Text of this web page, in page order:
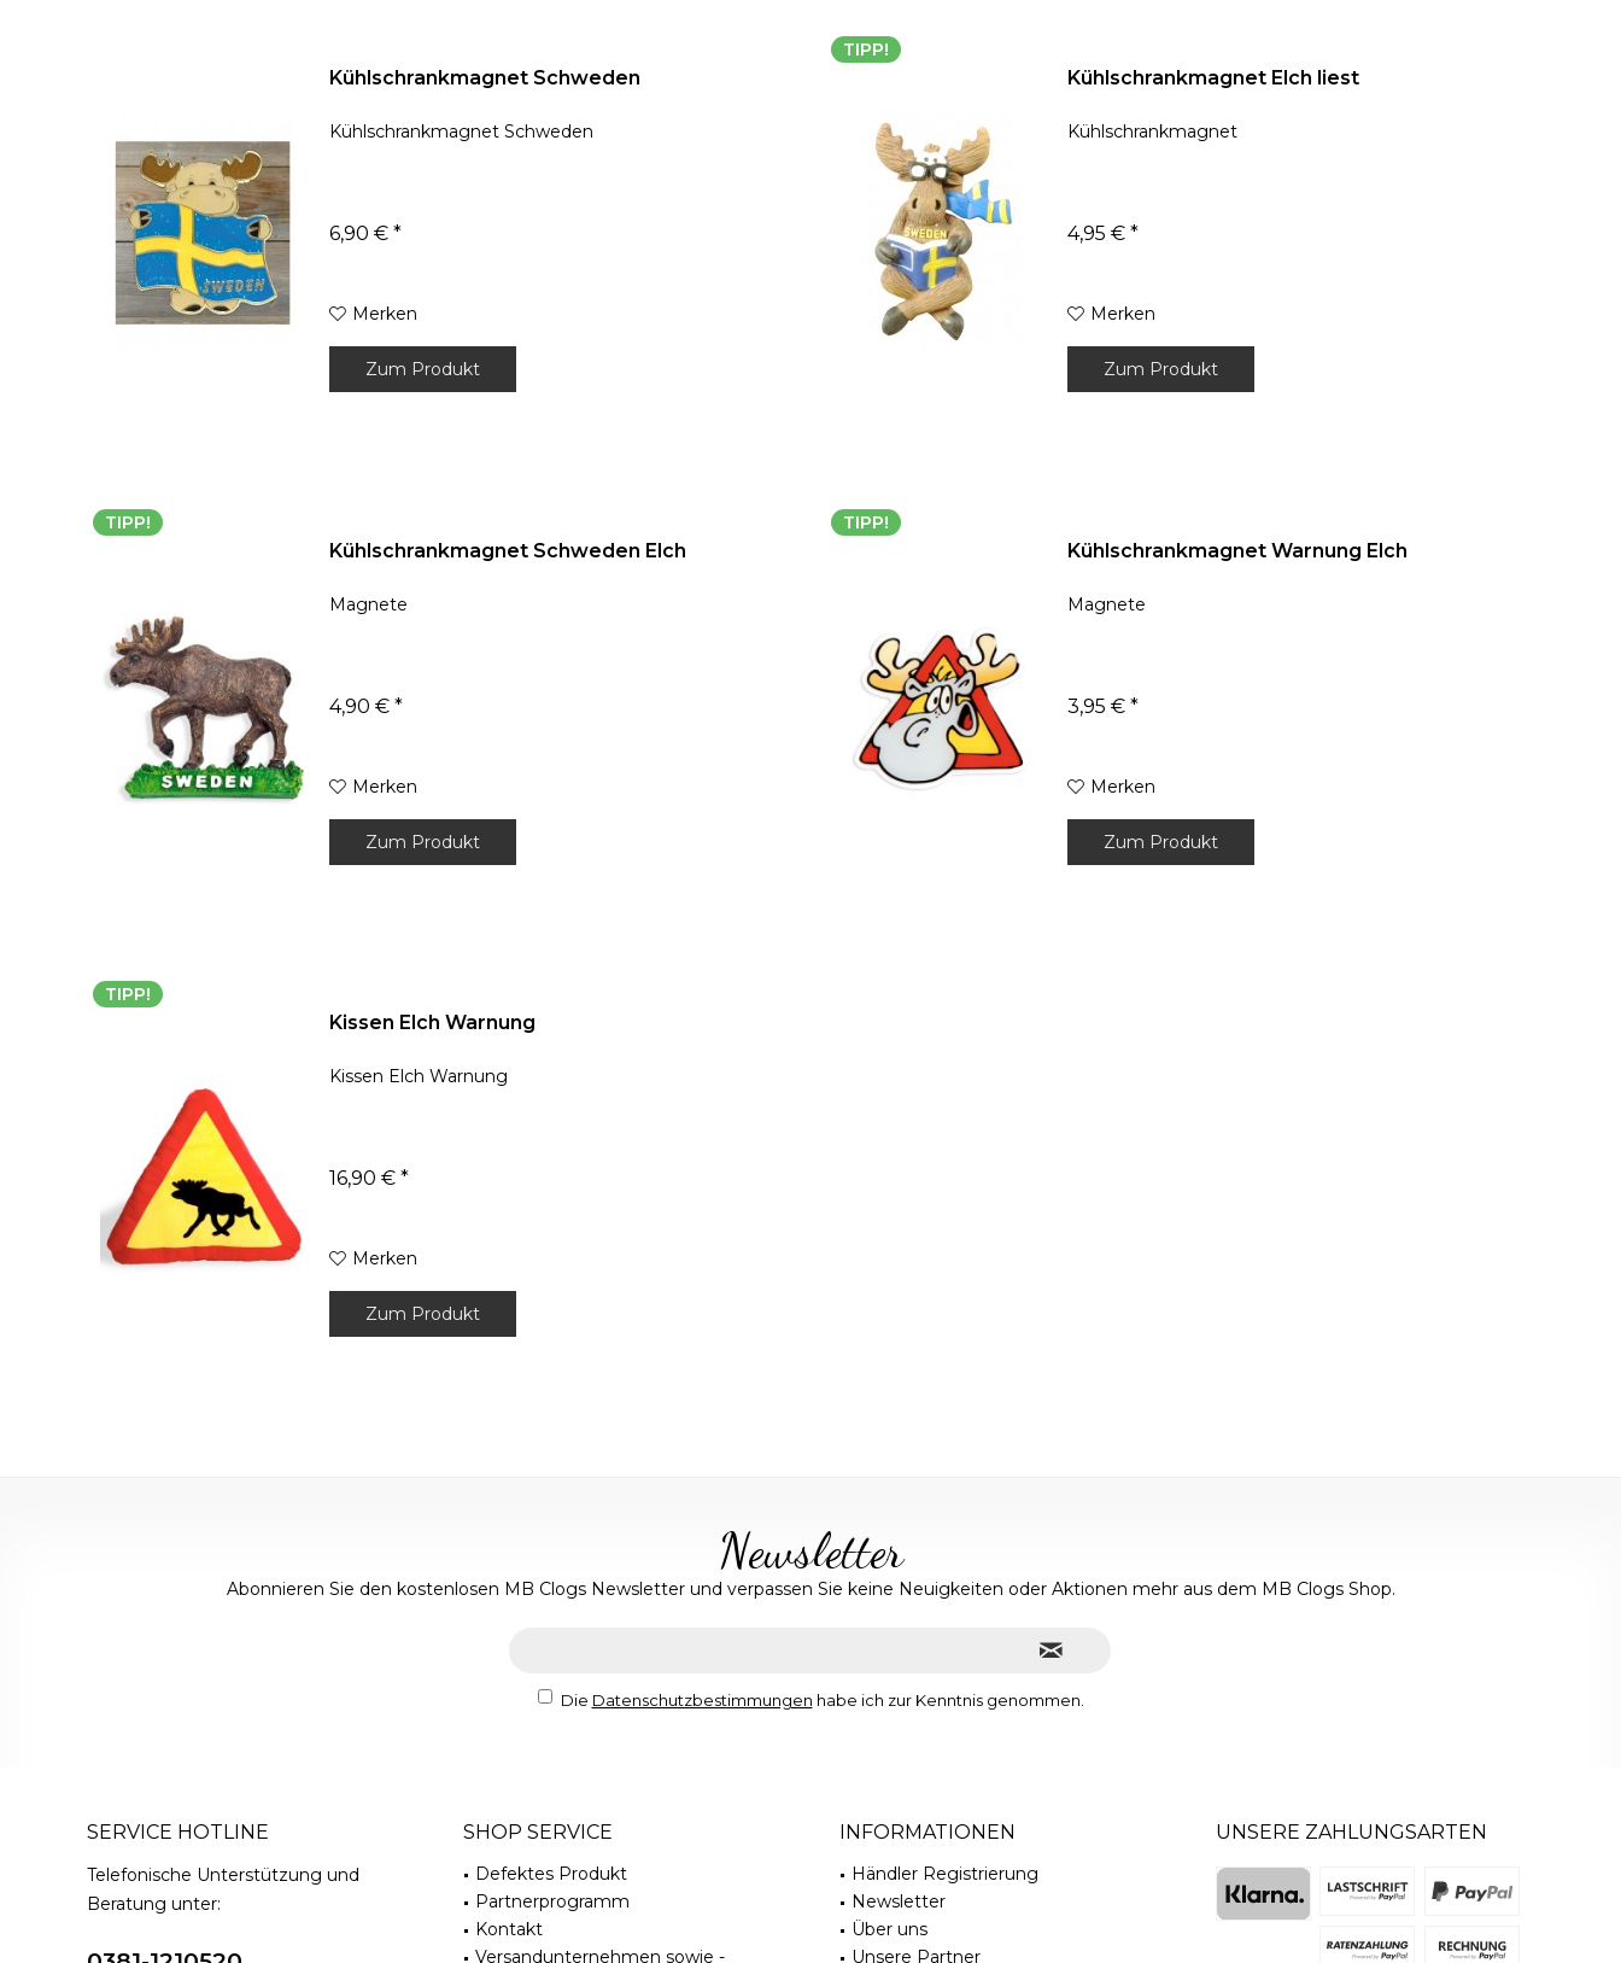
Kühlschrankmagnet Schweden
Kühlschrankmagnet Schweden
6,90 € *
Merken
Zum Produkt
TIPP!
Kühlschrankmagnet Elch liest
Kühlschrankmagnet
4,95 € *
Merken
Zum Produkt
TIPP!
Kühlschrankmagnet Schweden Elch
Magnete
4,90 € *
Merken
Zum Produkt
TIPP!
Kühlschrankmagnet Warnung Elch
Magnete
3,95 € *
Merken
Zum Produkt
TIPP!
Kissen Elch Warnung
Kissen Elch Warnung
16,90 € *
Merken
Zum Produkt
Newsletter
Abonnieren Sie den kostenlosen MB Clogs Newsletter und verpassen Sie keine Neuigkeiten oder Aktionen mehr aus dem MB Clogs Shop.
Die Datenschutzbestimmungen habe ich zur Kenntnis genommen.
SERVICE HOTLINE
Telefonische Unterstützung und
Beratung unter:
SHOP SERVICE
Defektes Produkt
Partnerprogramm
Kontakt
Versandunternehmen sowie -
INFORMATIONEN
Händler Registrierung
Newsletter
Über uns
Unsere Partner
UNSERE ZAHLUNGSARTEN